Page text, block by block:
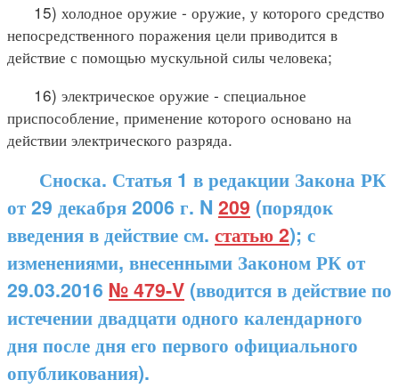
15) холодное оружие - оружие, у которого средство
непосредственного поражения цели приводится в
действие с помощью мускульной силы человека;
16) электрическое оружие - специальное
приспособление, применение которого основано на
действии электрического разряда.
Сноска. Статья 1 в редакции Закона РК
от 29 декабря 2006 г. N 209 (порядок
введения в действие см. статью 2); с
изменениями, внесенными Законом РК от
29.03.2016 № 479-V (вводится в действие по
истечении двадцати одного календарного
дня после дня его первого официального
опубликования).